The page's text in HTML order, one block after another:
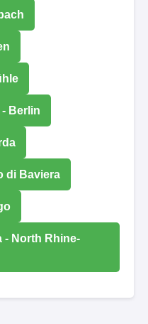
Berlin
di Baviera
- North Rhine-